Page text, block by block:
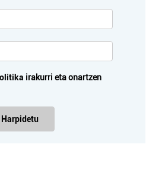
irakurri eta onartzen
Harpidetu